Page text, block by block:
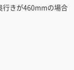
行きが460mmの場合